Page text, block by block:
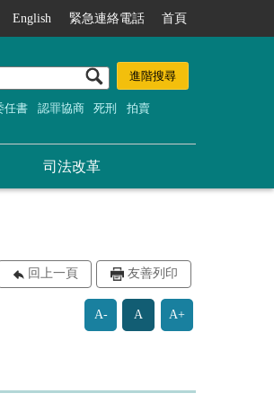
English 緊急連絡電話 首頁
任書 認罪協商 死刑 拍賣
司法改革
回上一頁 友善列印
A- A A+